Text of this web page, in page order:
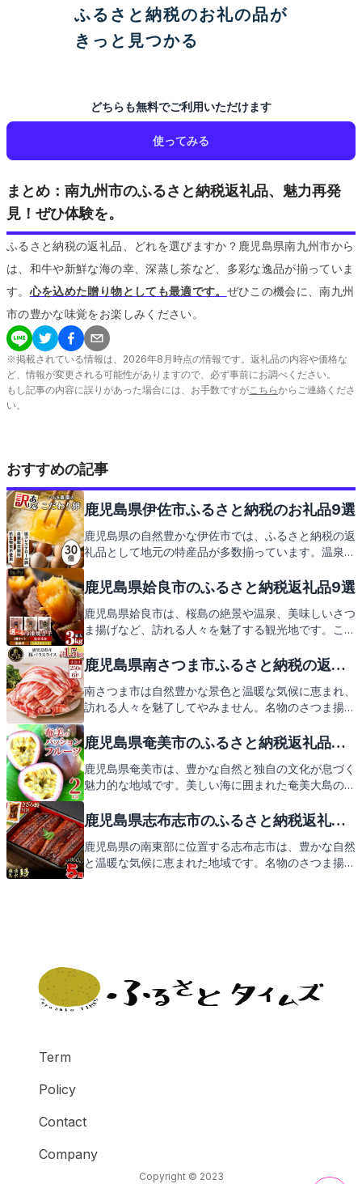
ふるさと納税のお礼の品が
きっと見つかる
どちらも無料でご利用いただけます
使ってみる
まとめ：南九州市のふるさと納税返礼品、魅力再発
見！ぜひ体験を。
ふるさと納税の返礼品、どれを選びますか？鹿児島県南九州市から
は、和牛や新鮮な海の幸、深蒸し茶など、多彩な逸品が揃っていま
す。 心を込めた贈り物としても最適です。 ぜひこの機会に、南九州
市の豊かな味覚をお楽しみください。
※掲載されている情報は、 2026年8 月時点の情報です。返礼品の内容や価格な
ど、情報が変更される可能性がありますので、必ず事前にお調べください。
もし記事の内容に誤りがあった場合には、お手数ですがこちらからご連絡くださ
い。
おすすめの記事
鹿児島県伊佐市ふるさと納税のお礼品9選
鹿児島県の自然豊かな伊佐市では、ふるさと納税の返
礼品として地元の特産品が多数揃っています。温泉や
載。この記事では、そんな伊佐市の魅力と、心待ちに
鹿児島県姶良市のふるさと納税返礼品9選
鹿児島県姶良市は、桜島の絶景や温泉、美味しいさつ
ま揚げなど、訪れる人々を魅了する観光地です。この
ではの返礼品が皆様をお待ちしております。次は、そ
うぞご期待ください。
鹿児島県南さつま市ふるさと納税の返礼
品９選
南さつま市は自然豊かな景色と温暖な気候に恵まれ、
訪れる人々を魅了してやみません。名物のさつま揚げ
ならではの魅力が満載です。これらの魅力をお家で感
鹿児島県奄美市のふるさと納税返礼品９
選
鹿児島県奄美市は、豊かな自然と独自の文化が息づく
魅力的な地域です。美しい海に囲まれた奄美大島の絶
などの特産品は訪れる人々を魅了します。この記事で
さと納税の返礼品についてもご紹介しますので、どう
ぞご期待ください。
鹿児島県志布志市のふるさと納税返礼品9
選
鹿児島県の南東部に位置する志布志市は、豊かな自然
と温暖な気候に恵まれた地域です。名物のさつま揚げ
Term
Policy
Contact
Company
Copyright © 2023